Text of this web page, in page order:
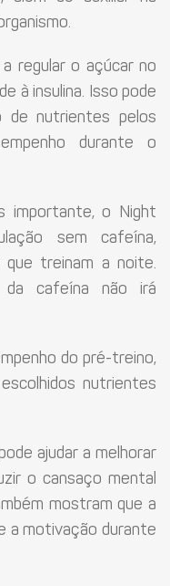
regular o açúcar no
à insulina. Isso pode
de nutrientes pelos
durante o
o Night
sem cafeína,
que treinam a noite.
cafeína não irá
do pré-treino,
nutrientes
ajudar a melhorar
o cansaço mental
mostram que a
a motivação durante